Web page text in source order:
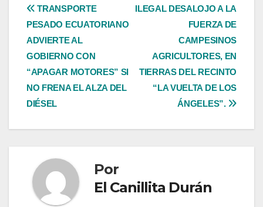
Navegación
de
entradas
ILEGAL DESALOJO A LA
FUERZA DE
CAMPESINOS
AGRICULTORES, EN
TIERRAS DEL RECINTO
“LA VUELTA DE LOS
ÁNGELES”.
TRANSPORTE
PESADO ECUATORIANO
ADVIERTE AL
GOBIERNO CON
“APAGAR MOTORES” SI
NO FRENA EL ALZA DEL
DIÉSEL
Por
El Canillita Durán